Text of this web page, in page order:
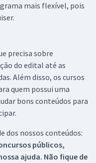
mais flexível, pois
precisa sobre
do edital até as
Além disso, os cursos
quem possui uma
bons conteúdos para
dos nossos conteúdos:
públicos,
ajuda. Não fique de